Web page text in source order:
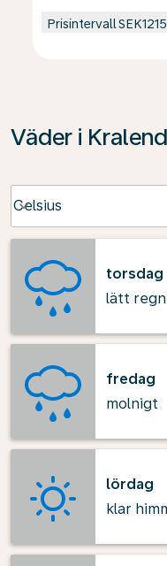
Prisintervall
Väder i
Celsius
keyboard_arrow_down
torsdag
lätt regn
fredag
molnigt
lördag
klar